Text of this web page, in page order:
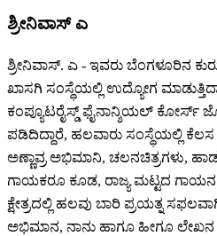
ಶ್ರೀನಿವಾಸ್ ಎ
ಶ್ರೀನಿವಾಸ್. ಎ - ಇವರು ಬೆಂಗಳೂರಿನ
ಖಾಸಗಿ ಸಂಸ್ಥೆಯಲ್ಲಿ ಉದ್ಯೋಗ
ಕಂಪ್ಯೂಟರೈಸ್ಡ್ ಫೈನಾನ್ಶಿಯಲ್ ಕೋರ್ಸ್
ಪಡಿದಿದ್ದಾರೆ, ಹಲವಾರು ಸಂಸ್ಥೆಯಲ್ಲಿ
ಅಣ್ಣಾವ್ರ ಅಭಿಮಾನಿ, ಚಲನಚಿತ್ರಗಳು,
ಗಾಯಕರೂ ಕೂಡ, ರಾಜ್ಯ ಮಟ್ಟದ
ಕ್ಷೇತ್ರದಲ್ಲಿ ಹಲವು ಬಾರಿ ಪ್ರಯತ್ನ
ಅಭಿಮಾನ, ನಾನು ಹಾಗೂ ಹೀಗೂ